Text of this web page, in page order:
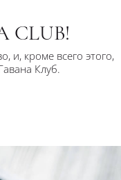
и, кроме всего этого,
Клуб.